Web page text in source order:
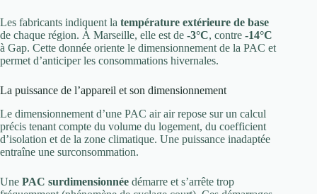
Les fabricants indiquent la température extérieure de base
de chaque région. À Marseille, elle est de -3°C, contre -14°C
à Gap. Cette donnée oriente le dimensionnement de la PAC et
permet d’anticiper les consommations hivernales.
La puissance de l’appareil et son dimensionnement
Le dimensionnement d’une PAC air air repose sur un calcul
précis tenant compte du volume du logement, du coefficient
d’isolation et de la zone climatique. Une puissance inadaptée
entraîne une surconsommation.
Une PAC surdimensionnée démarre et s’arrête trop